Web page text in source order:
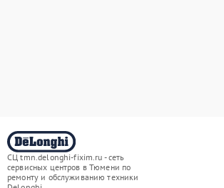
СЦ tmn.delonghi-fixim.ru - сеть
сервисных центров в Тюмени по
ремонту и обслуживанию техники